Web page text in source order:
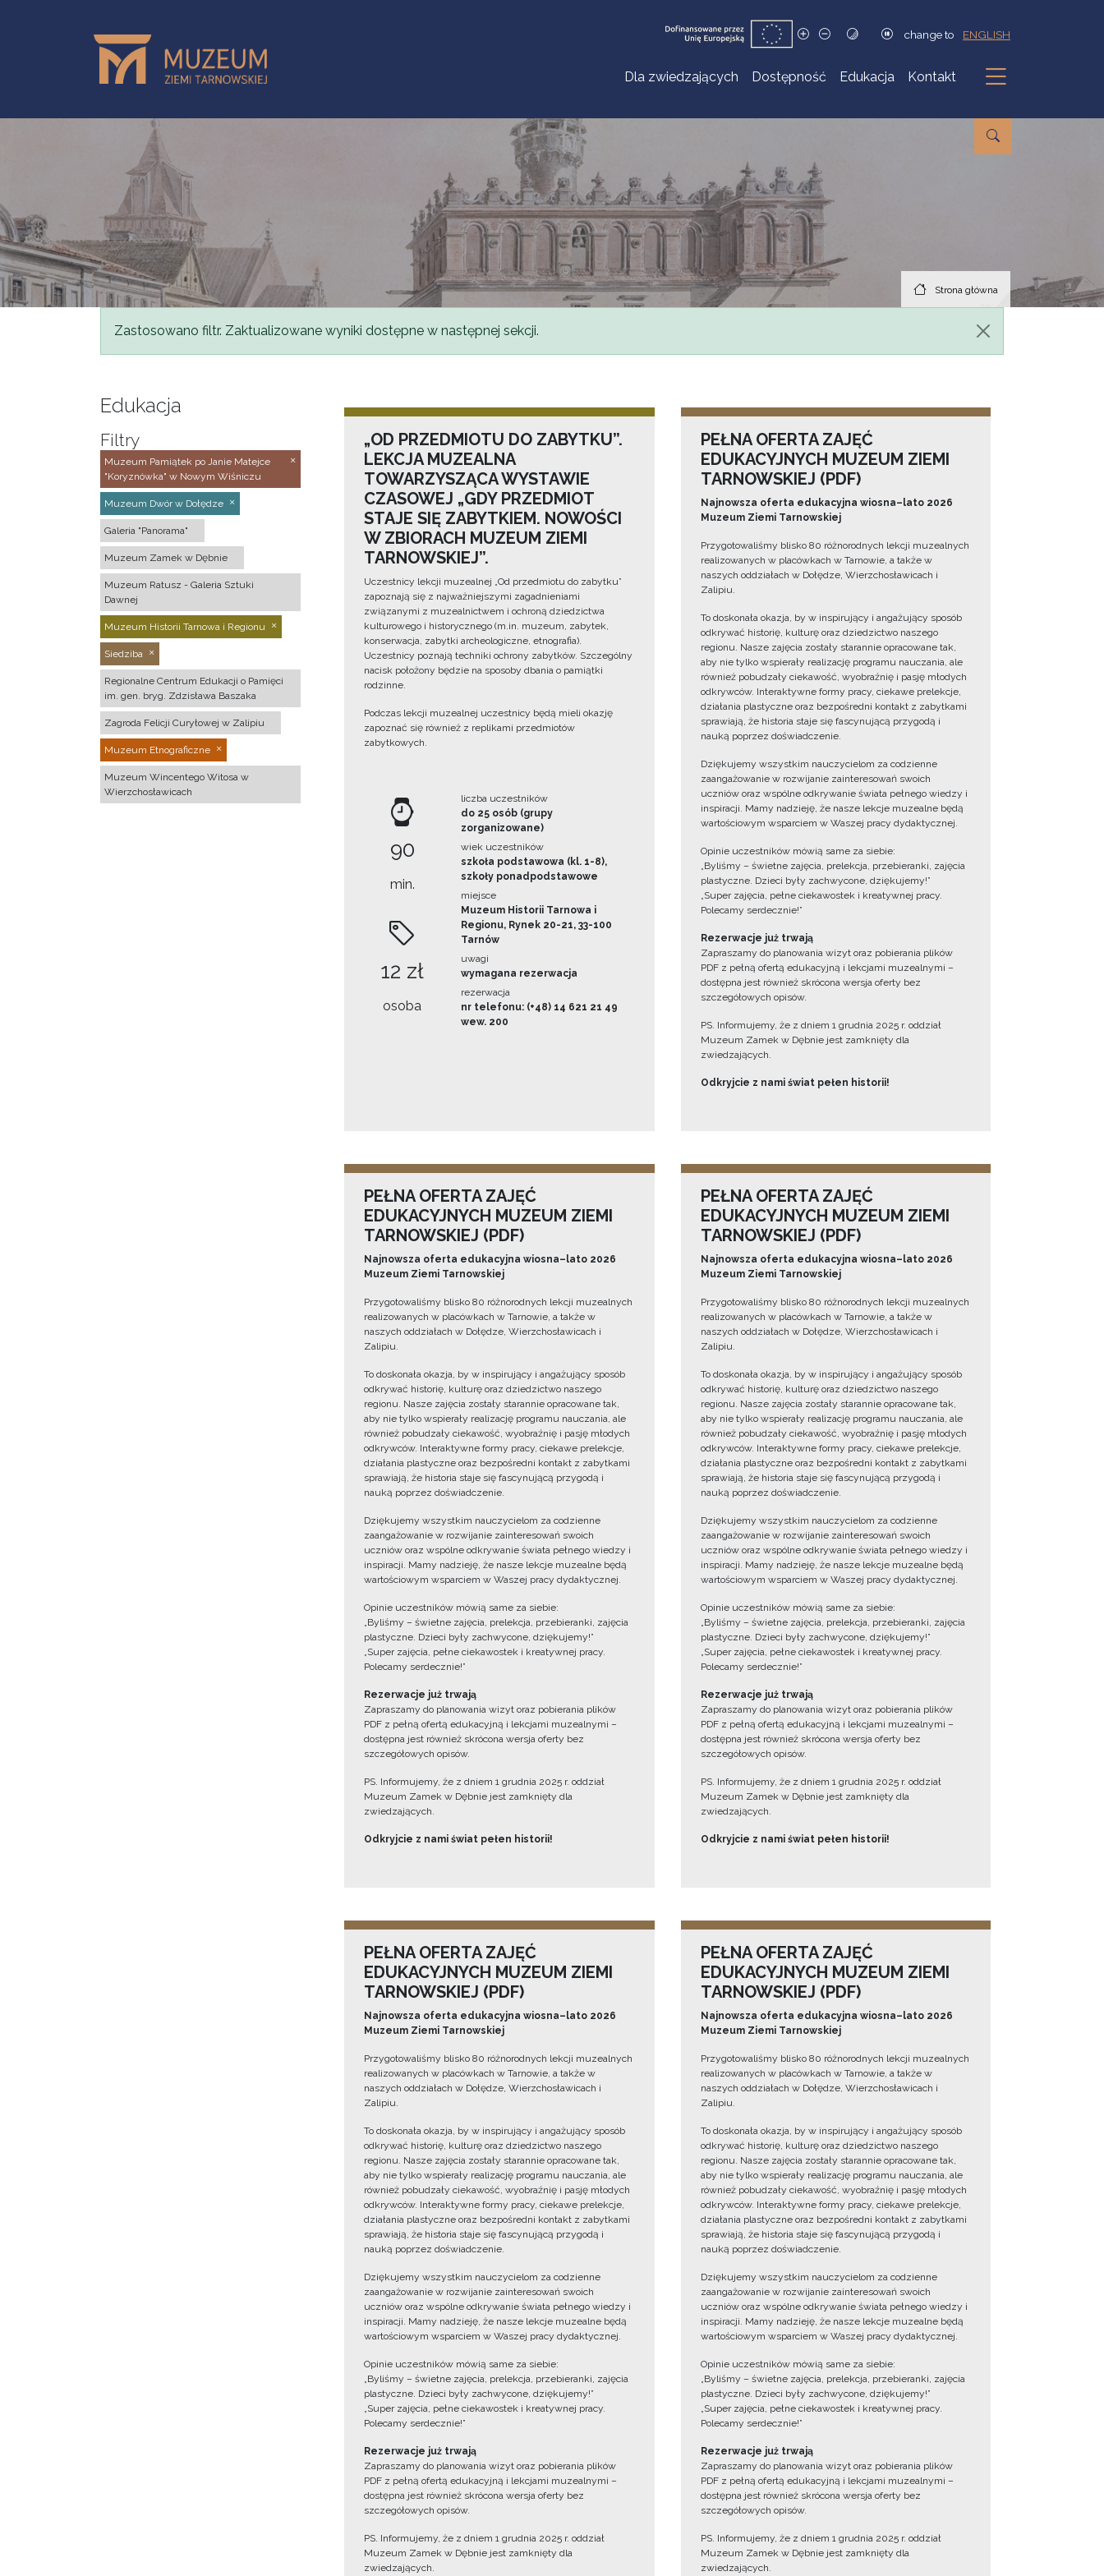
change to ENGLISH
Dla zwiedzających Dostępność Edukacja Kontakt
Podmenu
Strona główna
Komunikat
Zastosowano filtr. Zaktualizowane wyniki dostępne w następnej sekcji.
Edukacja
Filtry
Muzeum Pamiątek po Janie Matejce
"Koryznówka" w Nowym Wiśniczu
Muzeum Dwór w Dołędze
Galeria "Panorama"
Muzeum Zamek w Dębnie
Muzeum Ratusz - Galeria Sztuki
Dawnej
Muzeum Historii Tarnowa i Regionu
Siedziba
Regionalne Centrum Edukacji o Pamięci
im. gen. bryg. Zdzisława Baszaka
Zagroda Felicji Curyłowej w Zalipiu
Muzeum Etnograficzne
Muzeum Wincentego Witosa w
Wierzchosławicach
„OD PRZEDMIOTU DO ZABYTKU”.
LEKCJA MUZEALNA
TOWARZYSZĄCA WYSTAWIE
CZASOWEJ „GDY PRZEDMIOT
STAJE SIĘ ZABYTKIEM. NOWOŚCI
W ZBIORACH MUZEUM ZIEMI
TARNOWSKIEJ”.
Uczestnicy lekcji muzealnej „Od przedmiotu do zabytku”
zapoznają się z najważniejszymi zagadnieniami
związanymi z muzealnictwem i ochroną dziedzictwa
kulturowego i historycznego (m.in. muzeum, zabytek,
konserwacja, zabytki archeologiczne, etnografia).
Uczestnicy poznają techniki ochrony zabytków. Szczególny
nacisk położony będzie na sposoby dbania o pamiątki
rodzinne.
Podczas lekcji muzealnej uczestnicy będą mieli okazję
zapoznać się również z replikami przedmiotów
zabytkowych.
90
min.
12 zł
osoba
liczba uczestników
do 25 osób (grupy
zorganizowane)
wiek uczestników
szkoła podstawowa (kl. 1-8),
szkoły ponadpodstawowe
miejsce
Muzeum Historii Tarnowa i
Regionu, Rynek 20-21, 33-100
Tarnów
uwagi
wymagana rezerwacja
rezerwacja
nr telefonu: (+48) 14 621 21 49
wew. 200
PEŁNA OFERTA ZAJĘĆ
EDUKACYJNYCH MUZEUM ZIEMI
TARNOWSKIEJ (PDF)
Najnowsza oferta edukacyjna wiosna–lato 2026
Muzeum Ziemi Tarnowskiej
Przygotowaliśmy blisko 80 różnorodnych lekcji muzealnych
realizowanych w placówkach w Tarnowie, a także w
naszych oddziałach w Dołędze, Wierzchosławicach i
Zalipiu.
To doskonała okazja, by w inspirujący i angażujący sposób
odkrywać historię, kulturę oraz dziedzictwo naszego
regionu. Nasze zajęcia zostały starannie opracowane tak,
aby nie tylko wspierały realizację programu nauczania, ale
również pobudzały ciekawość, wyobraźnię i pasję młodych
odkrywców. Interaktywne formy pracy, ciekawe prelekcje,
działania plastyczne oraz bezpośredni kontakt z zabytkami
sprawiają, że historia staje się fascynującą przygodą i
nauką poprzez doświadczenie.
Dziękujemy wszystkim nauczycielom za codzienne
zaangażowanie w rozwijanie zainteresowań swoich
uczniów oraz wspólne odkrywanie świata pełnego wiedzy i
inspiracji. Mamy nadzieję, że nasze lekcje muzealne będą
wartościowym wsparciem w Waszej pracy dydaktycznej.
Opinie uczestników mówią same za siebie:
„Byliśmy – świetne zajęcia, prelekcja, przebieranki, zajęcia
plastyczne. Dzieci były zachwycone, dziękujemy!”
„Super zajęcia, pełne ciekawostek i kreatywnej pracy.
Polecamy serdecznie!”
Rezerwacje już trwają
Zapraszamy do planowania wizyt oraz pobierania plików
PDF z pełną ofertą edukacyjną i lekcjami muzealnymi –
dostępna jest również skrócona wersja oferty bez
szczegółowych opisów.
PS. Informujemy, że z dniem 1 grudnia 2025 r. oddział
Muzeum Zamek w Dębnie jest zamknięty dla
zwiedzających.
Odkryjcie z nami świat pełen historii!
PEŁNA OFERTA ZAJĘĆ
EDUKACYJNYCH MUZEUM ZIEMI
TARNOWSKIEJ (PDF)
Najnowsza oferta edukacyjna wiosna–lato 2026
Muzeum Ziemi Tarnowskiej
Przygotowaliśmy blisko 80 różnorodnych lekcji muzealnych
realizowanych w placówkach w Tarnowie, a także w
naszych oddziałach w Dołędze, Wierzchosławicach i
Zalipiu.
To doskonała okazja, by w inspirujący i angażujący sposób
odkrywać historię, kulturę oraz dziedzictwo naszego
regionu. Nasze zajęcia zostały starannie opracowane tak,
aby nie tylko wspierały realizację programu nauczania, ale
również pobudzały ciekawość, wyobraźnię i pasję młodych
odkrywców. Interaktywne formy pracy, ciekawe prelekcje,
działania plastyczne oraz bezpośredni kontakt z zabytkami
sprawiają, że historia staje się fascynującą przygodą i
nauką poprzez doświadczenie.
Dziękujemy wszystkim nauczycielom za codzienne
zaangażowanie w rozwijanie zainteresowań swoich
uczniów oraz wspólne odkrywanie świata pełnego wiedzy i
inspiracji. Mamy nadzieję, że nasze lekcje muzealne będą
wartościowym wsparciem w Waszej pracy dydaktycznej.
Opinie uczestników mówią same za siebie:
„Byliśmy – świetne zajęcia, prelekcja, przebieranki, zajęcia
plastyczne. Dzieci były zachwycone, dziękujemy!”
„Super zajęcia, pełne ciekawostek i kreatywnej pracy.
Polecamy serdecznie!”
Rezerwacje już trwają
Zapraszamy do planowania wizyt oraz pobierania plików
PDF z pełną ofertą edukacyjną i lekcjami muzealnymi –
dostępna jest również skrócona wersja oferty bez
szczegółowych opisów.
PS. Informujemy, że z dniem 1 grudnia 2025 r. oddział
Muzeum Zamek w Dębnie jest zamknięty dla
zwiedzających.
Odkryjcie z nami świat pełen historii!
PEŁNA OFERTA ZAJĘĆ
EDUKACYJNYCH MUZEUM ZIEMI
TARNOWSKIEJ (PDF)
Najnowsza oferta edukacyjna wiosna–lato 2026
Muzeum Ziemi Tarnowskiej
Przygotowaliśmy blisko 80 różnorodnych lekcji muzealnych
realizowanych w placówkach w Tarnowie, a także w
naszych oddziałach w Dołędze, Wierzchosławicach i
Zalipiu.
To doskonała okazja, by w inspirujący i angażujący sposób
odkrywać historię, kulturę oraz dziedzictwo naszego
regionu. Nasze zajęcia zostały starannie opracowane tak,
aby nie tylko wspierały realizację programu nauczania, ale
również pobudzały ciekawość, wyobraźnię i pasję młodych
odkrywców. Interaktywne formy pracy, ciekawe prelekcje,
działania plastyczne oraz bezpośredni kontakt z zabytkami
sprawiają, że historia staje się fascynującą przygodą i
nauką poprzez doświadczenie.
Dziękujemy wszystkim nauczycielom za codzienne
zaangażowanie w rozwijanie zainteresowań swoich
uczniów oraz wspólne odkrywanie świata pełnego wiedzy i
inspiracji. Mamy nadzieję, że nasze lekcje muzealne będą
wartościowym wsparciem w Waszej pracy dydaktycznej.
Opinie uczestników mówią same za siebie:
„Byliśmy – świetne zajęcia, prelekcja, przebieranki, zajęcia
plastyczne. Dzieci były zachwycone, dziękujemy!”
„Super zajęcia, pełne ciekawostek i kreatywnej pracy.
Polecamy serdecznie!”
Rezerwacje już trwają
Zapraszamy do planowania wizyt oraz pobierania plików
PDF z pełną ofertą edukacyjną i lekcjami muzealnymi –
dostępna jest również skrócona wersja oferty bez
szczegółowych opisów.
PS. Informujemy, że z dniem 1 grudnia 2025 r. oddział
Muzeum Zamek w Dębnie jest zamknięty dla
zwiedzających.
Odkryjcie z nami świat pełen historii!
PEŁNA OFERTA ZAJĘĆ
EDUKACYJNYCH MUZEUM ZIEMI
TARNOWSKIEJ (PDF)
Najnowsza oferta edukacyjna wiosna–lato 2026
Muzeum Ziemi Tarnowskiej
Przygotowaliśmy blisko 80 różnorodnych lekcji muzealnych
realizowanych w placówkach w Tarnowie, a także w
naszych oddziałach w Dołędze, Wierzchosławicach i
Zalipiu.
To doskonała okazja, by w inspirujący i angażujący sposób
odkrywać historię, kulturę oraz dziedzictwo naszego
regionu. Nasze zajęcia zostały starannie opracowane tak,
aby nie tylko wspierały realizację programu nauczania, ale
również pobudzały ciekawość, wyobraźnię i pasję młodych
odkrywców. Interaktywne formy pracy, ciekawe prelekcje,
działania plastyczne oraz bezpośredni kontakt z zabytkami
sprawiają, że historia staje się fascynującą przygodą i
nauką poprzez doświadczenie.
Dziękujemy wszystkim nauczycielom za codzienne
zaangażowanie w rozwijanie zainteresowań swoich
uczniów oraz wspólne odkrywanie świata pełnego wiedzy i
inspiracji. Mamy nadzieję, że nasze lekcje muzealne będą
wartościowym wsparciem w Waszej pracy dydaktycznej.
Opinie uczestników mówią same za siebie:
„Byliśmy – świetne zajęcia, prelekcja, przebieranki, zajęcia
plastyczne. Dzieci były zachwycone, dziękujemy!”
„Super zajęcia, pełne ciekawostek i kreatywnej pracy.
Polecamy serdecznie!”
Rezerwacje już trwają
Zapraszamy do planowania wizyt oraz pobierania plików
PDF z pełną ofertą edukacyjną i lekcjami muzealnymi –
dostępna jest również skrócona wersja oferty bez
szczegółowych opisów.
PS. Informujemy, że z dniem 1 grudnia 2025 r. oddział
Muzeum Zamek w Dębnie jest zamknięty dla
zwiedzających.
PEŁNA OFERTA ZAJĘĆ
EDUKACYJNYCH MUZEUM ZIEMI
TARNOWSKIEJ (PDF)
Najnowsza oferta edukacyjna wiosna–lato 2026
Muzeum Ziemi Tarnowskiej
Przygotowaliśmy blisko 80 różnorodnych lekcji muzealnych
realizowanych w placówkach w Tarnowie, a także w
naszych oddziałach w Dołędze, Wierzchosławicach i
Zalipiu.
To doskonała okazja, by w inspirujący i angażujący sposób
odkrywać historię, kulturę oraz dziedzictwo naszego
regionu. Nasze zajęcia zostały starannie opracowane tak,
aby nie tylko wspierały realizację programu nauczania, ale
również pobudzały ciekawość, wyobraźnię i pasję młodych
odkrywców. Interaktywne formy pracy, ciekawe prelekcje,
działania plastyczne oraz bezpośredni kontakt z zabytkami
sprawiają, że historia staje się fascynującą przygodą i
nauką poprzez doświadczenie.
Dziękujemy wszystkim nauczycielom za codzienne
zaangażowanie w rozwijanie zainteresowań swoich
uczniów oraz wspólne odkrywanie świata pełnego wiedzy i
inspiracji. Mamy nadzieję, że nasze lekcje muzealne będą
wartościowym wsparciem w Waszej pracy dydaktycznej.
Opinie uczestników mówią same za siebie:
„Byliśmy – świetne zajęcia, prelekcja, przebieranki, zajęcia
plastyczne. Dzieci były zachwycone, dziękujemy!”
„Super zajęcia, pełne ciekawostek i kreatywnej pracy.
Polecamy serdecznie!”
Rezerwacje już trwają
Zapraszamy do planowania wizyt oraz pobierania plików
PDF z pełną ofertą edukacyjną i lekcjami muzealnymi –
dostępna jest również skrócona wersja oferty bez
szczegółowych opisów.
PS. Informujemy, że z dniem 1 grudnia 2025 r. oddział
Muzeum Zamek w Dębnie jest zamknięty dla
zwiedzających.